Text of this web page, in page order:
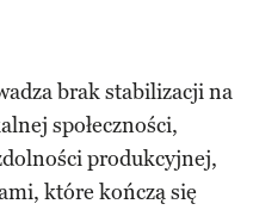
brak stabilizacji na
społeczności,
produkcyjnej,
które kończą się